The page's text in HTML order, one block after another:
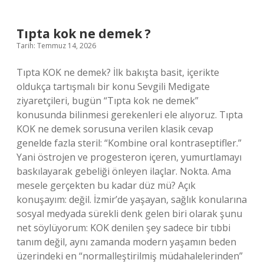
Tıpta kok ne demek ?
Tarih: Temmuz 14, 2026
Tıpta KOK ne demek? İlk bakışta basit, içerikte
oldukça tartışmalı bir konu Sevgili Medigate
ziyaretçileri, bugün “Tıpta kok ne demek”
konusunda bilinmesi gerekenleri ele alıyoruz. Tıpta
KOK ne demek sorusuna verilen klasik cevap
genelde fazla steril: “Kombine oral kontraseptifler.”
Yani östrojen ve progesteron içeren, yumurtlamayı
baskılayarak gebeliği önleyen ilaçlar. Nokta. Ama
mesele gerçekten bu kadar düz mü? Açık
konuşayım: değil. İzmir’de yaşayan, sağlık konularına
sosyal medyada sürekli denk gelen biri olarak şunu
net söylüyorum: KOK denilen şey sadece bir tıbbi
tanım değil, aynı zamanda modern yaşamın beden
üzerindeki en “normalleştirilmiş müdahalelerinden”